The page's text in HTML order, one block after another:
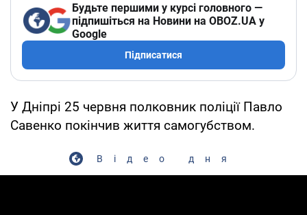
Будьте першими у курсі головного —
підпишіться на Новини на OBOZ.UA у
Google
Підписатися
У Дніпрі 25 червня полковник поліції Павло
Савенко покінчив життя самогубством.
Відео дня